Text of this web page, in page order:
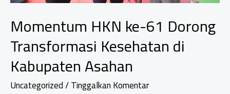
Momentum HKN ke-61 Dorong
Transformasi Kesehatan di
Kabupaten Asahan
Uncategorized/Tinggalkan Komentar